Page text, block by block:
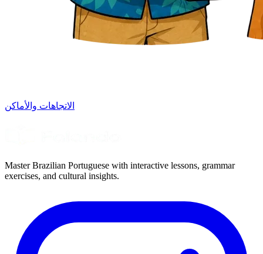
الاتجاهات والأماكن
Master Brazilian Portuguese with interactive lessons, grammar
exercises, and cultural insights.